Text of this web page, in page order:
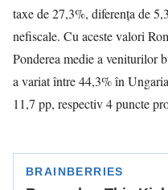
taxe de 27,3%, diferenţa de
nefiscale. Cu aceste valori
Ponderea medie a veniturilor
a variat între 44,3% în
11,7 pp, respectiv 4 puncte